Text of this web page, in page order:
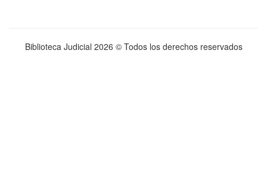
Biblioteca Judicial 2026 © Todos los derechos reservados